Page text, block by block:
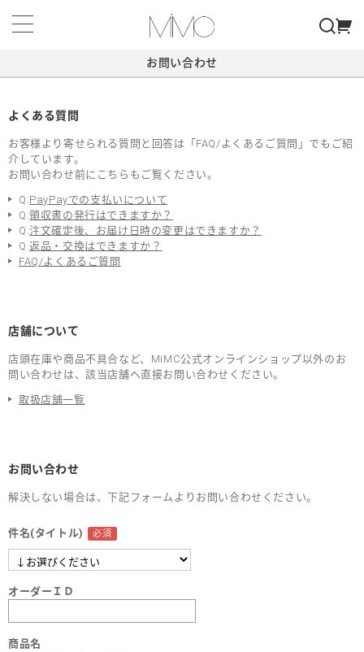
お問い合わせ
よくある質問
お客様より寄せられる質問と回答は「FAQ/よくあるご質問」でもご紹
介しています。
お問い合わせ前にこちらもご覧ください。
Q.PayPayでの支払いについて
Q.領収書の発行はできますか？
Q.注文確定後、お届け日時の変更はできますか？
Q.返品・交換はできますか？
FAQ/よくあるご質問
店舗について
店頭在庫や商品不具合など、MiMC公式オンラインショップ以外のお
問い合わせは、該当店舗へ直接お問い合わせください。
取扱店舗一覧
お問い合わせ
解決しない場合は、下記フォームよりお問い合わせください。
件名(タイトル)
オーダーＩＤ
商品名